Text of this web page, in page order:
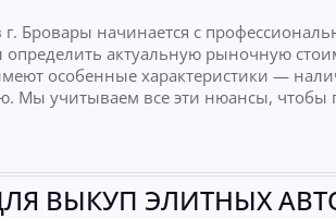
Бровары начинается с
определить актуальную рыночную
особенные характеристики —
Мы учитываем все эти нюансы,
ВЫКУП ЭЛИТНЫХ